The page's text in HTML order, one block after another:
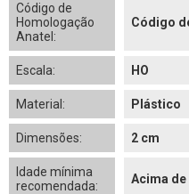
Código de
Homologação
Anatel:
Código
Escala: HO
Material: Plástico
Dimensões: 2 cm
Idade mínima
recomendada:
Acima de